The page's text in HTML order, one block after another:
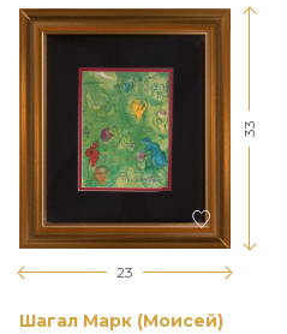
23
33
Шагал Марк (Моисей)